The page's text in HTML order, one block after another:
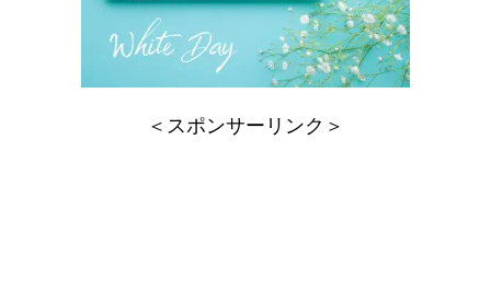
＜スポンサーリンク＞